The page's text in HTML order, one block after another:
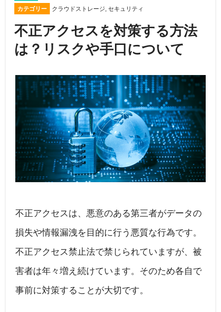
カテゴリー
クラウドストレージ, セキュリティ
不正アクセスを対策する方法
は？リスクや手口について
不正アクセスは、悪意のある第三者がデータの
損失や情報漏洩を目的に行う悪質な行為です。
不正アクセス禁止法で禁じられていますが、被
害者は年々増え続けています。そのため各自で
事前に対策することが大切です。